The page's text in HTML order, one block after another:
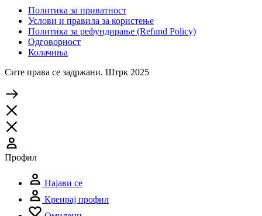
Политика за приватност
Услови и правила за користење
Политика за рефундирање (Refund Policy)
Одговорност
Колачиња
Сите права се задржани. Штрк 2025
Профил
Најави се
Креирај профил